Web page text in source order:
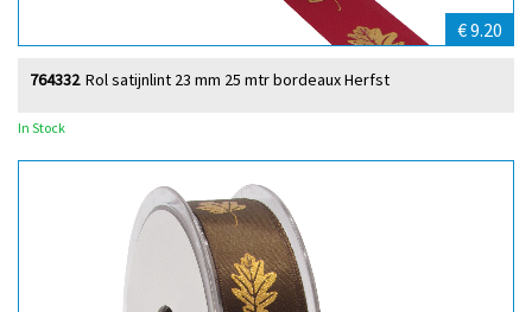
€ 9.20
Rol satijnlint 23 mm 25 mtr bordeaux Herfst
764332
In Stock